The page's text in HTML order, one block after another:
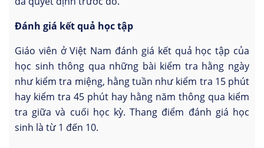
Đánh giá kết quả học tập
Giáo viên ở Việt Nam đánh giá kết quả học tập của
học sinh thông qua những bài kiểm tra hằng ngày
như kiểm tra miệng, hằng tuần như kiểm tra 15 phút
hay kiểm tra 45 phút hay hằng năm thông qua kiểm
tra giữa và cuối học kỳ. Thang điểm đánh giá học
sinh là từ 1 đến 10.